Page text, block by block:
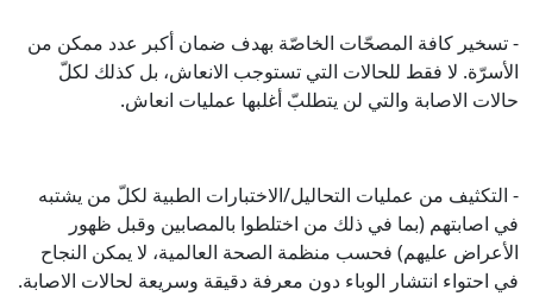
- تسخير كافة المصحّات الخاصّة بهدف ضمان أكبر عدد ممكن من
الأسرّة. لا فقط للحالات التي تستوجب الانعاش، بل كذلك لكلّ
حالات الاصابة والتي لن يتطلبّ أغلبها عمليات انعاش.
- التكثيف من عمليات التحاليل/الاختبارات الطبية لكلّ من يشتبه
في اصابتهم (بما في ذلك من اختلطوا بالمصابين وقبل ظهور
الأعراض عليهم) فحسب منظمة الصحة العالمية، لا يمكن النجاح
في احتواء انتشار الوباء دون معرفة دقيقة وسريعة لحالات الاصابة.